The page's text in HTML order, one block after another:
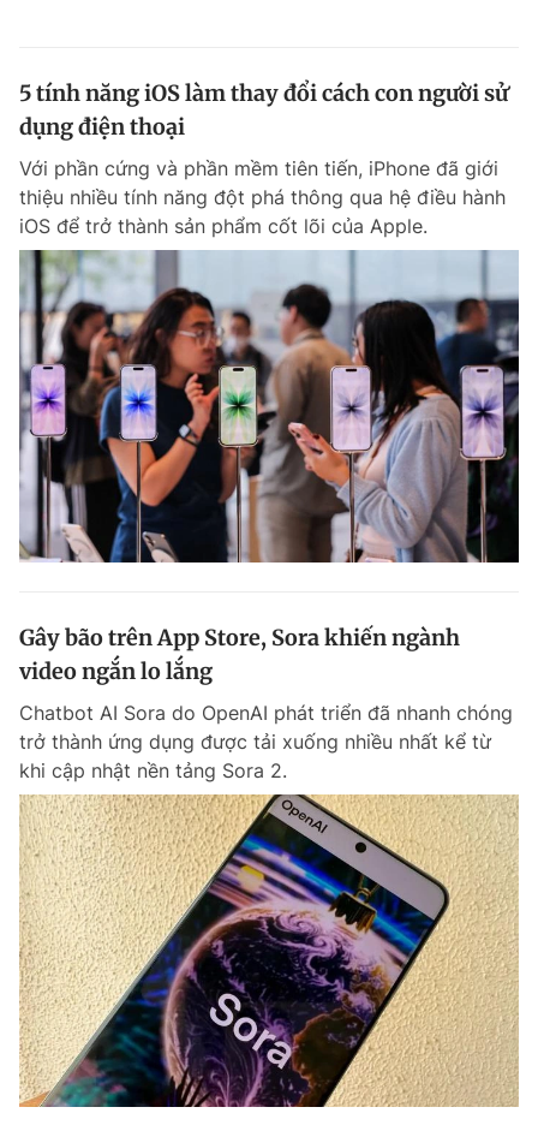
5 tính năng iOS làm thay đổi cách con người sử
dụng điện thoại
Với phần cứng và phần mềm tiên tiến, iPhone đã giới
thiệu nhiều tính năng đột phá thông qua hệ điều hành
iOS để trở thành sản phẩm cốt lõi của Apple.
Gây bão trên App Store, Sora khiến ngành
video ngắn lo lắng
Chatbot AI Sora do OpenAI phát triển đã nhanh chóng
trở thành ứng dụng được tải xuống nhiều nhất kể từ
khi cập nhật nền tảng Sora 2.